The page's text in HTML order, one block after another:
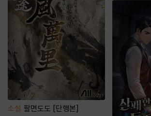
소설 팔면도도 [단행본]